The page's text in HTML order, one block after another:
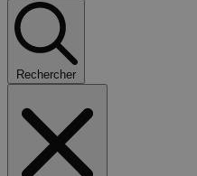
Rechercher